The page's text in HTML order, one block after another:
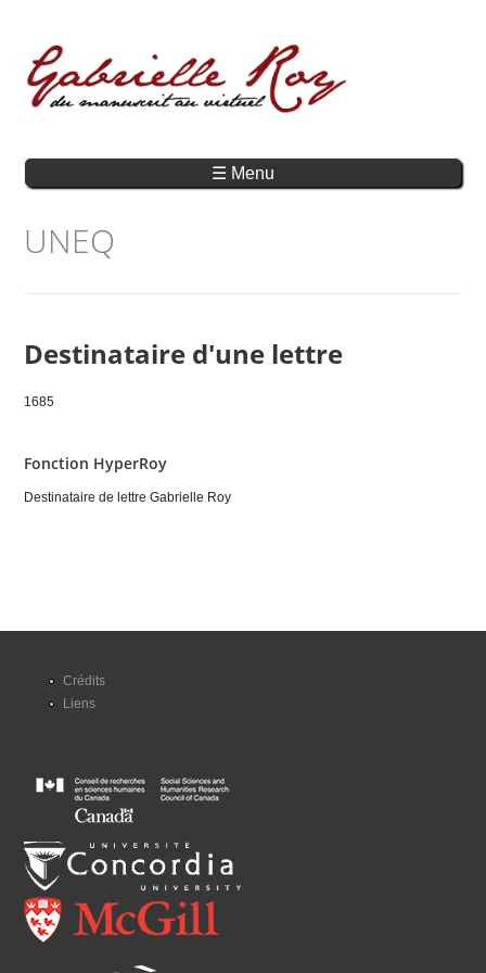
☰ Menu
UNEQ
Destinataire d'une lettre
1685
Fonction HyperRoy
Destinataire de lettre Gabrielle Roy
Crédits
Liens